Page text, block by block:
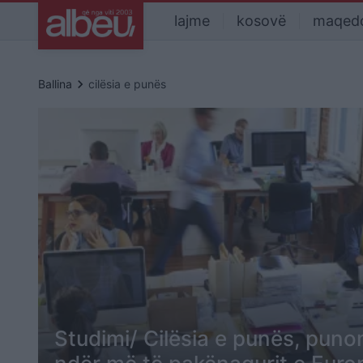
lajme kosovë
Ballina keyboard_arrow_right cilësia e punës
Studimi/ Cilësia e punës,